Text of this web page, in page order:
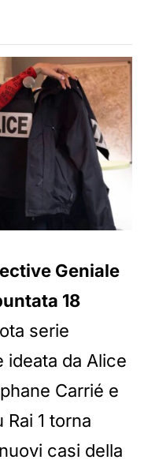
Geniale
18
serie
da Alice
Carrié e
1 torna
casi della